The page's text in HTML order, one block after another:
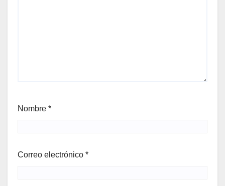
Nombre *
Correo electrónico *